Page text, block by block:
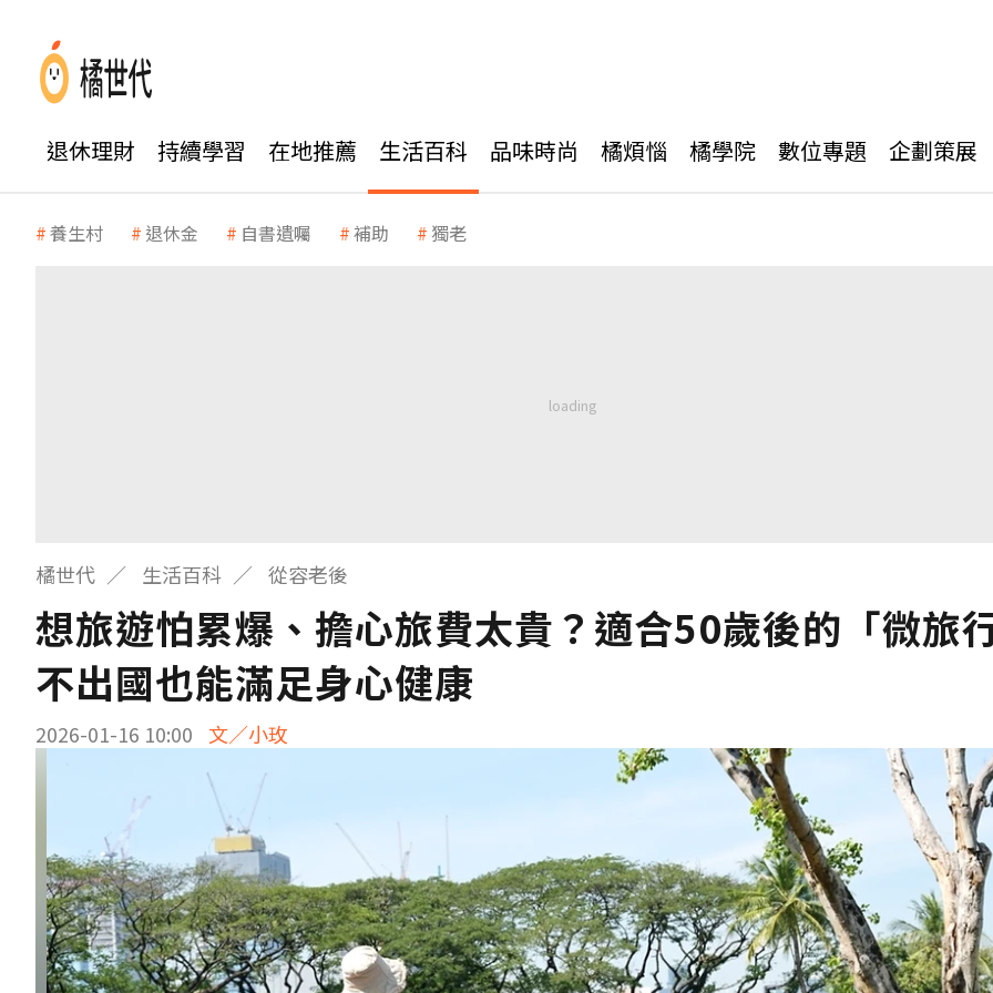
退休理財 持續學習 在地推薦 生活百科 品味時尚 橘煩惱 橘學院 數位專題 企劃策展
養生村 退休金 自書遺囑 補助 獨老
橘世代 生活百科 從容老後
想旅遊怕累爆、擔心旅費太貴？適合50歲後的「微旅
不出國也能滿足身心健康
2026-01-16 10:00 文／小玫